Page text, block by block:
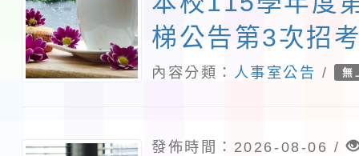
梯公告第3次招
教師甄選錄取公
內容分類： 人事室公告 / 無
發佈時間：2026-08-06 /